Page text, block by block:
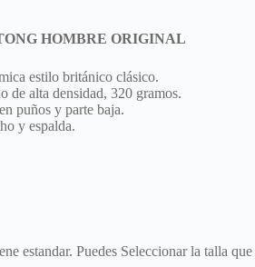
HOMBRE ORIGINAL
estilo británico clásico.
de alta densidad, 320 gramos.
puños y parte baja.
y espalda.
estandar. Puedes Seleccionar la talla que